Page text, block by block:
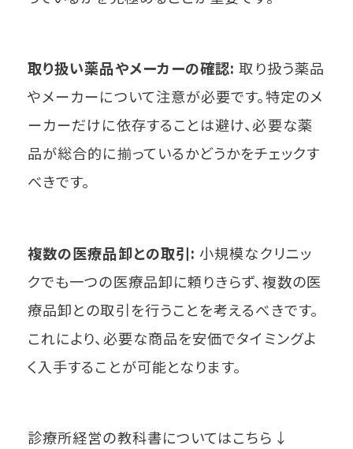
取り扱い薬品やメーカーの確認: 取り扱う薬品
やメーカーについて注意が必要です。特定のメ
ーカーだけに依存することは避け、必要な薬
品が総合的に揃っているかどうかをチェックす
べきです。
複数の医療品卸との取引: 小規模なクリニッ
クでも一つの医療品卸に頼りきらず、複数の医
療品卸との取引を行うことを考えるべきです。
これにより、必要な商品を安価でタイミングよ
く入手することが可能となります。
診療所経営の教科書についてはこちら↓